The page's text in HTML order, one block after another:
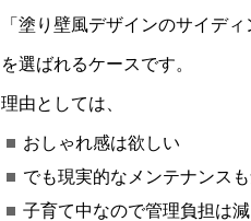
「塗り壁風デザインのサイディ
を選ばれるケースです。
理由としては、
おしゃれ感は欲しい
でも現実的なメンテナンス
子育て中なので管理負担は